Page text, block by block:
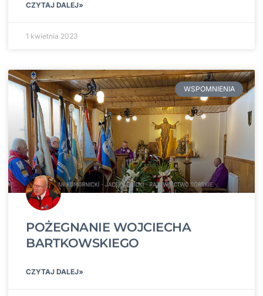
CZYTAJ DALEJ»
1 kwietnia 2023
WSPOMNIENIA
POŻEGNANIE WOJCIECHA
BARTKOWSKIEGO
CZYTAJ DALEJ»